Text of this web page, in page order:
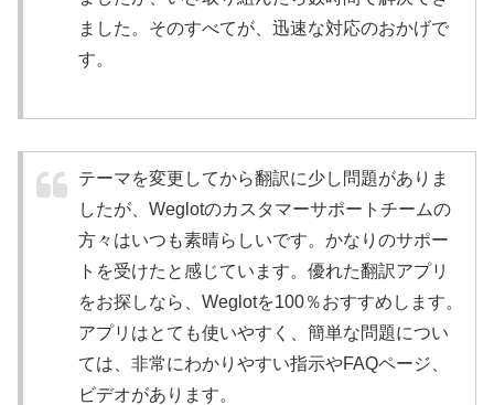
ました。そのすべてが、迅速な対応のおかげで
す。
テーマを変更してから翻訳に少し問題がありま
したが、Weglotのカスタマーサポートチームの
方々はいつも素晴らしいです。かなりのサポー
トを受けたと感じています。優れた翻訳アプリ
をお探しなら、Weglotを100％おすすめします。
アプリはとても使いやすく、簡単な問題につい
ては、非常にわかりやすい指示やFAQページ、
ビデオがあります。